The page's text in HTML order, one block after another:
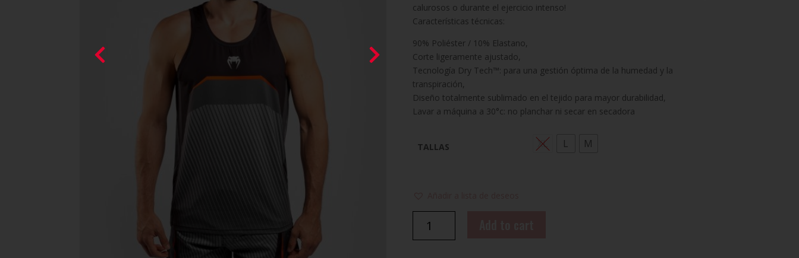
calurosos o durante el ejercicio intenso!
Características técnicas:
90% Poliéster / 10% Elastano,
Corte ligeramente ajustado,
Tecnología Dry Tech™: para una gestión óptima de la humedad y la
transpiración,
Diseño totalmente sublimado en el tejido para mayor durabilidad,
Lavar a máquina a 30°c: no planchar ni secar en secadora
TALLAS XL L M
DRYTECH